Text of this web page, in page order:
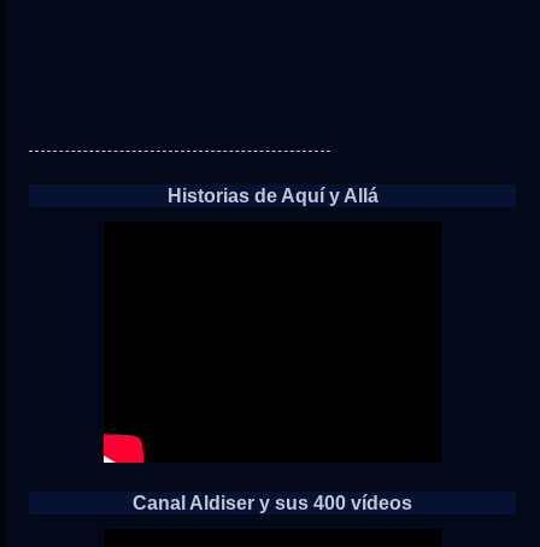
Historias de Aquí y Allá
Canal Aldiser y sus 400 vídeos